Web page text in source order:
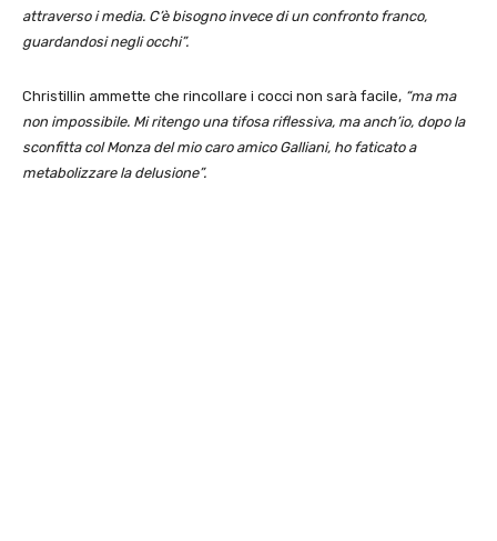
attraverso i media. C’è bisogno invece di un confronto franco,
guardandosi negli occhi”.
Christillin ammette che rincollare i cocci non sarà facile, “ma ma
non impossibile. Mi ritengo una tifosa riflessiva, ma anch’io, dopo la
sconfitta col Monza del mio caro amico Galliani, ho faticato a
metabolizzare la delusione”.